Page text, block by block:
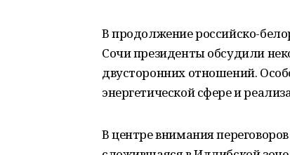
В продолжение российско-
Сочи президенты обсудили
двусторонних отношений.
энергетической сфере и
В центре внимания